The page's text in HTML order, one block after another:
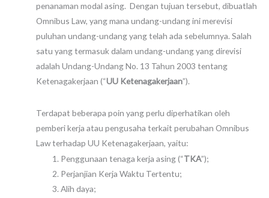
penanaman modal asing. Dengan tujuan tersebut, dibuatlah
Omnibus Law, yang mana undang-undang ini merevisi
puluhan undang-undang yang telah ada sebelumnya. Salah
satu yang termasuk dalam undang-undang yang direvisi
adalah Undang-Undang No. 13 Tahun 2003 tentang
Ketenagakerjaan (“UU Ketenagakerjaan”).
Terdapat beberapa poin yang perlu diperhatikan oleh
pemberi kerja atau pengusaha terkait perubahan Omnibus
Law terhadap UU Ketenagakerjaan, yaitu:
Penggunaan tenaga kerja asing (“TKA”);
Perjanjian Kerja Waktu Tertentu;
Alih daya;